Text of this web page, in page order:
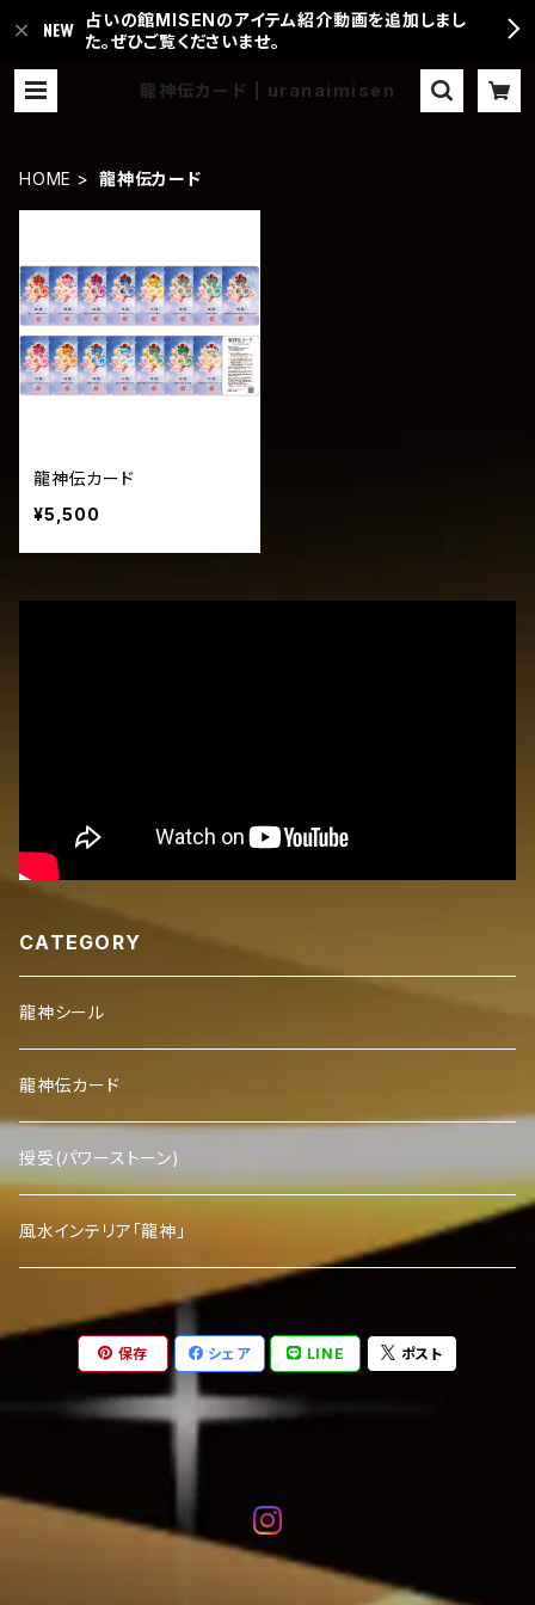
占いの館MISENのアイテム紹介動画を追加しまし
た。ぜひご覧くださいませ。
龍神伝カード | uranaimisen
HOME 龍神伝カード
龍神伝カード
¥5,500
CATEGORY
龍神シール
龍神伝カード
授受(パワーストーン)
風水インテリア「龍神」
保存 シェア LINE ポスト